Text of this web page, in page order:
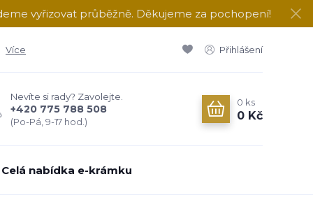
vyřizovat průběžně. Děkujeme za pochopení!
Více Přihlášení
Nevíte si rady? Zavolejte.
+420 775 788 508
(Po-Pá, 9-17 hod.)
0 ks
0 Kč
Celá nabídka e-krámku